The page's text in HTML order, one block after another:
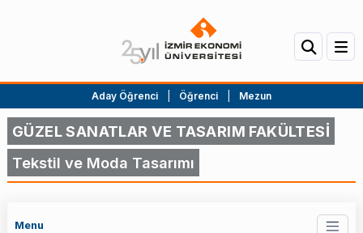
Aday Öğrenci Öğrenci Mezun
GÜZEL SANATLAR VE TASARIM FAKÜLTESİ
Tekstil ve Moda Tasarımı
Menu